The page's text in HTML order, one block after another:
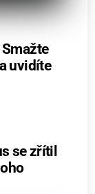
uvidíte
se zřítil